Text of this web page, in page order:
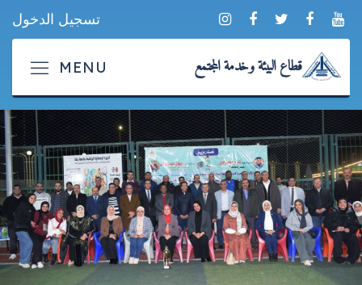
تسجيل الدخول
قطاع البيئة وخدمة المجتمع